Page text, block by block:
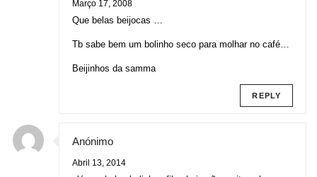
Março 17, 2008
Que belas beijocas …
Tb sabe bem um bolinho seco para molhar no café…
Beijinhos da samma
REPLY
Anónimo
Abril 13, 2014